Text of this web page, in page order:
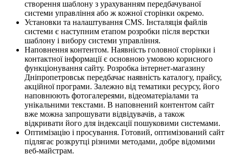
створення шаблону з урахуванням передбачуваної
системи управління або ж кожної сторінки окремо.
Установки та налаштування CMS. Інсталяція файлів
системи є наступним етапом розробки після верстки
шаблону і вибору системи управління.
Наповнення контентом. Наявність головної сторінки і
контактної інформації є основною умовою корисного
функціонування сайту. Розробка інтернет-магазину
Дніпропетровськ передбачає наявність каталогу, прайсу,
акційної програми. Залежно від тематики ресурсу, його
наповнюють фотогалереями, відеоматеріалами та
унікальними текстами. В наповнений контентом сайт
вже можна запрошувати відвідувачів, а також
відкривати його для індексації пошуковими системами.
Оптимізацію і просування. Готовий, оптимізований сайт
підлягає розкрутці різними методами, добре відомими
веб-майстрам.